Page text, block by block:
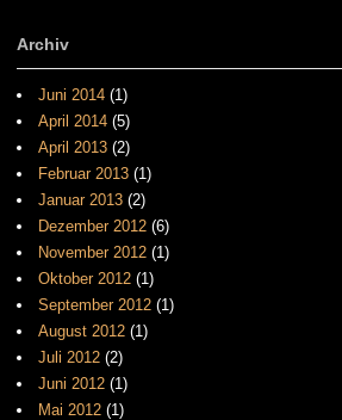
Archiv
Juni 2014 (1)
April 2014 (5)
April 2013 (2)
Februar 2013 (1)
Januar 2013 (2)
Dezember 2012 (6)
November 2012 (1)
Oktober 2012 (1)
September 2012 (1)
August 2012 (1)
Juli 2012 (2)
Juni 2012 (1)
Mai 2012 (1)